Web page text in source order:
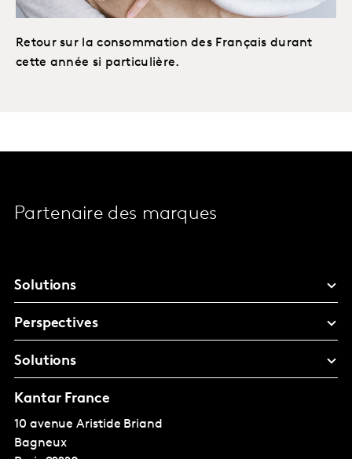
Retour sur la consommation des Français durant
cette année si particulière.
Partenaire des marques
Solutions
Perspectives
Solutions
Kantar France
10 avenue Aristide Briand
Bagneux